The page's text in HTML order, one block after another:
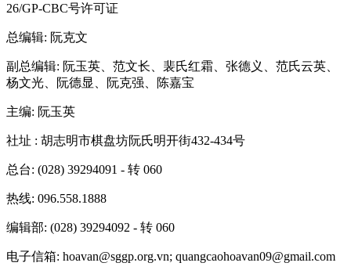
26/GP-CBC号许可证
总编辑: 阮克文
副总编辑: 阮玉英、范文长、裴氏红霜、张德义、范氏云英、
杨文光、阮德显、阮克强、陈嘉宝
主编: 阮玉英
社址 : 胡志明市棋盘坊阮氏明开街432-434号
总台: (028) 39294091 - 转 060
热线: 096.558.1888
编辑部: (028) 39294092 - 转 060
电子信箱: hoavan@sggp.org.vn; quangcaohoavan09@gmail.com